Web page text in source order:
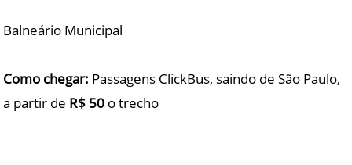
Balneário Municipal
Como chegar: Passagens ClickBus, saindo de São Paulo,
a partir de R$ 50 o trecho